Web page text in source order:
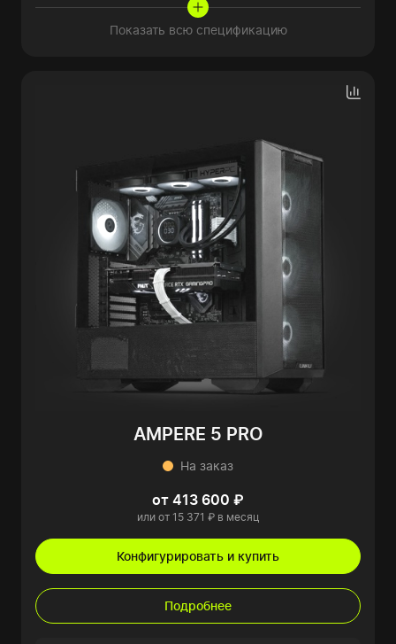
Показать всю спецификацию
AMPERE 5 PRO
На заказ
от 413 600 ₽
или от 15 371 ₽ в месяц
Конфигурировать и купить
Подробнее